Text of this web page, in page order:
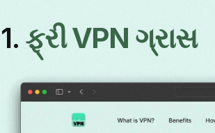
1. ફ્રી VPN ગ્રાસ